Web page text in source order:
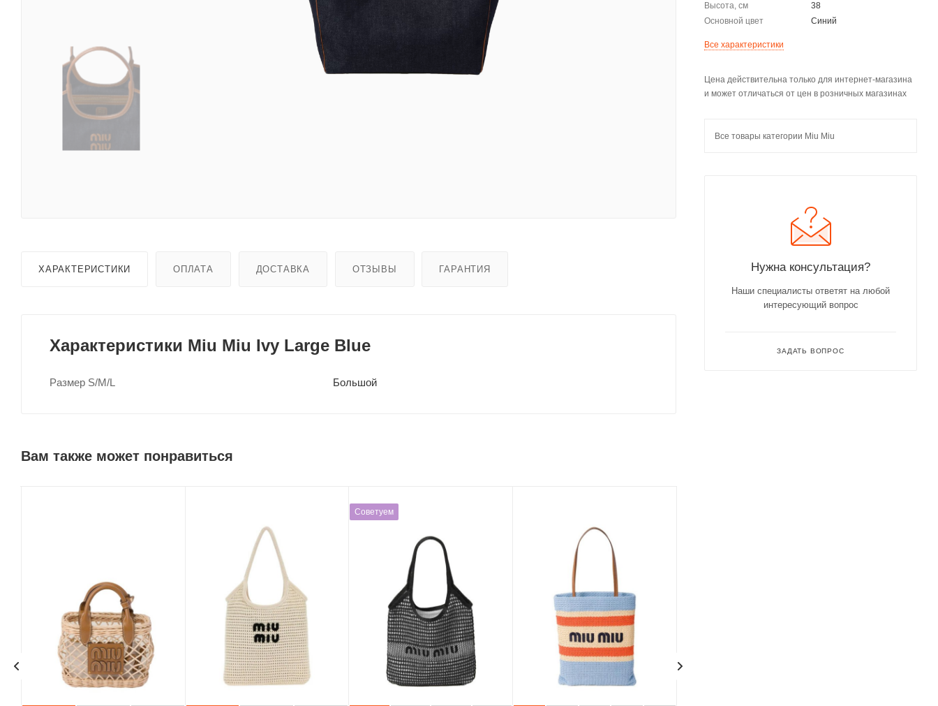
ХАРАКТЕРИСТИКИ ОПЛАТА ДОСТАВКА ОТЗЫВЫ ГАРАНТИЯ
Характеристики Miu Miu Ivy Large Blue
Размер S/M/L Большой
Вам также может понравиться
Советуем
Высота, см
38
Основной цвет
Синий
Все характеристики
Цена действительна только для интернет-магазина
и может отличаться от цен в розничных магазинах
Все товары категории Miu Miu
Нужна консультация?
Наши специалисты ответят на любой
интересующий вопрос
ЗАДАТЬ ВОПРОС